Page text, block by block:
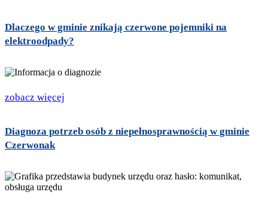
Dlaczego w gminie znikają czerwone pojemniki na
elektroodpady?
zobacz więcej
Diagnoza potrzeb osób z niepełnosprawnością w gminie
Czerwonak